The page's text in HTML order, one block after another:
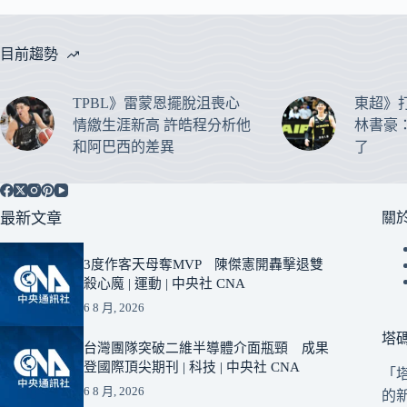
目前趨勢
TPBL》雷蒙恩擺脫沮喪心
情繳生涯新高 許皓程分析他
和阿巴西的差異
東超》
林書豪
了
最新文章
3度作客天母奪MVP 陳傑憲開轟擊退雙
殺心魔 | 運動 | 中央社 CNA
6 8 月, 2026
台灣團隊突破二維半導體介面瓶頸 成果
登國際頂尖期刊 | 科技 | 中央社 CNA
6 8 月, 2026
關
塔
「
的